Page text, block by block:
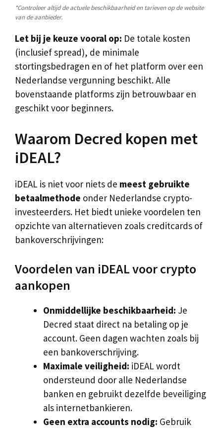
*Controleer altijd de actuele beschikbaarheid en tarieven op de website
van de aanbieder.
Let bij je keuze vooral op: De totale kosten
(inclusief spread), de minimale
stortingsbedragen en of het platform over een
Nederlandse vergunning beschikt. Alle
bovenstaande platforms zijn betrouwbaar en
geschikt voor beginners.
Waarom Decred kopen met
iDEAL?
iDEAL is niet voor niets de meest gebruikte
betaalmethode onder Nederlandse crypto-
investeerders. Het biedt unieke voordelen ten
opzichte van alternatieven zoals creditcards of
bankoverschrijvingen:
Voordelen van iDEAL voor crypto
aankopen
Onmiddellijke beschikbaarheid: Je
Decred staat direct na betaling op je
account. Geen dagen wachten zoals bij
een bankoverschrijving.
Maximale veiligheid: iDEAL wordt
ondersteund door alle Nederlandse
banken en gebruikt dezelfde beveiliging
als internetbankieren.
Geen extra accounts nodig: Gebruik